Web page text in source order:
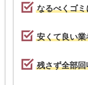
なるべくゴ
安くて良い
残さず全部